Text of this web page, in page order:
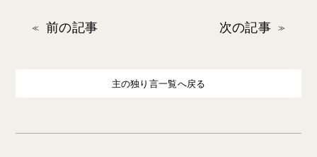
前の記事 次の記事
主の独り言一覧へ戻る